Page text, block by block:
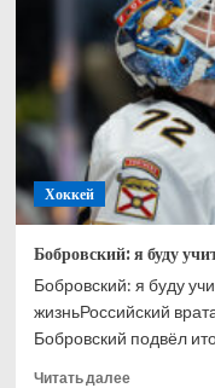
Ахтямове:
рад,
что
могу
его
развитию
Хоккей
Бобровский: я буду
Бобровский: я буду
жизньРоссийский
Бобровский подвёл
Читать далееПрочитать